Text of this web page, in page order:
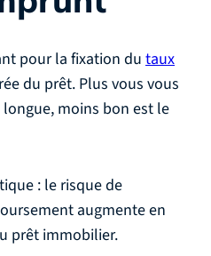
pour la fixation du taux
du prêt. Plus vous vous
moins bon est le
: le risque de
augmente en
prêt immobilier.